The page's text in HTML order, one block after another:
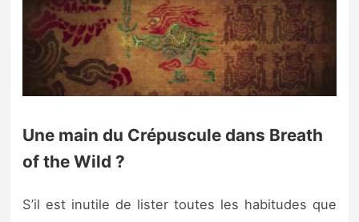
Une main du Crépuscule dans Breath
of the Wild ?
S’il est inutile de lister toutes les habitudes que